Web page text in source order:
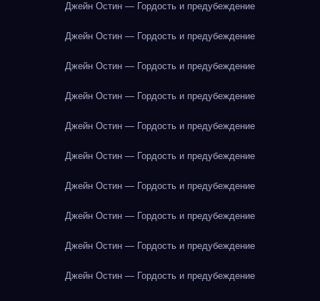
Джейн Остин — Гордость и предубеждение
Джейн Остин — Гордость и предубеждение
Джейн Остин — Гордость и предубеждение
Джейн Остин — Гордость и предубеждение
Джейн Остин — Гордость и предубеждение
Джейн Остин — Гордость и предубеждение
Джейн Остин — Гордость и предубеждение
Джейн Остин — Гордость и предубеждение
Джейн Остин — Гордость и предубеждение
Джейн Остин — Гордость и предубеждение